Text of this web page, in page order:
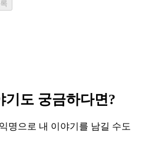
기도 궁금하다면?
명으로 내 이야기를 남길 수도